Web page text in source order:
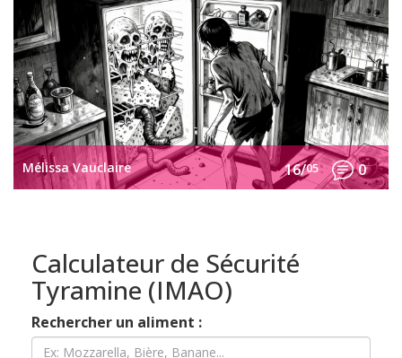
Mélissa Vauclaire 16/05 0
Calculateur de Sécurité
Tyramine (IMAO)
Rechercher un aliment :